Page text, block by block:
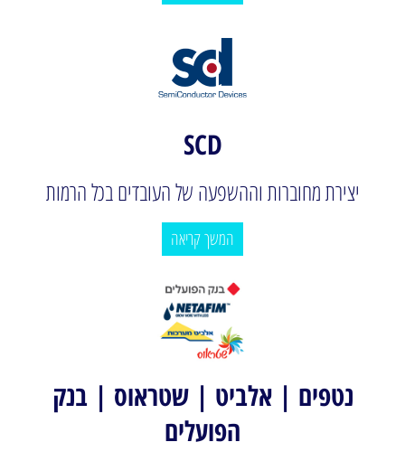
SCD
יצירת מחוברות וההשפעה של העובדים בכל הרמות
המשך קריאה
נטפים | אלביט | שטראוס | בנק
הפועלים